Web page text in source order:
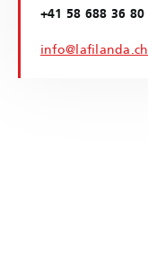
+41 58 688 36 80
info@lafilanda.ch